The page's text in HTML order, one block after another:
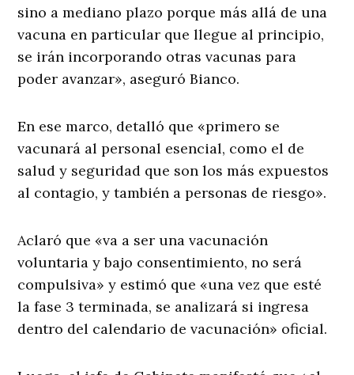
sino a mediano plazo porque más allá de una
vacuna en particular que llegue al principio,
se irán incorporando otras vacunas para
poder avanzar», aseguró Bianco.
En ese marco, detalló que «primero se
vacunará al personal esencial, como el de
salud y seguridad que son los más expuestos
al contagio, y también a personas de riesgo».
Aclaró que «va a ser una vacunación
voluntaria y bajo consentimiento, no será
compulsiva» y estimó que «una vez que esté
la fase 3 terminada, se analizará si ingresa
dentro del calendario de vacunación» oficial.